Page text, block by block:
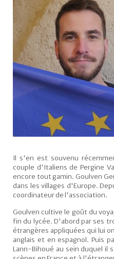
Il s'en est souvenu
couple d'Italiens de Pergine
encore tout gamin. Goulven
dans les villages d'Europe.
coordinateur de l'association.
Goulven cultive le goût du
fin du lycée. D'abord par ses
étrangères appliquées qui lui
anglais et en espagnol. Puis
Lann-Bihoué au sein duquel il